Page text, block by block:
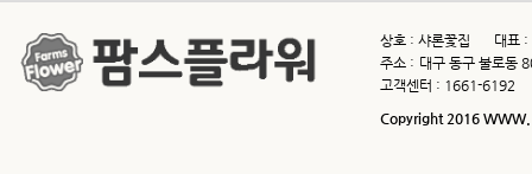
상호 : 샤론꽃집
대표 :
주소 : 대구 동구 불로동
고객센터 : 1661-6192
Copyright 2016